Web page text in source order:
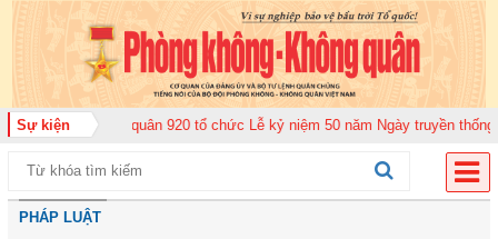
Sự kiện
đoàn Không quân 920 tổ chức Lễ kỷ niệm 50 năm Ngày truyền thống (12-11-
PHÁP LUẬT